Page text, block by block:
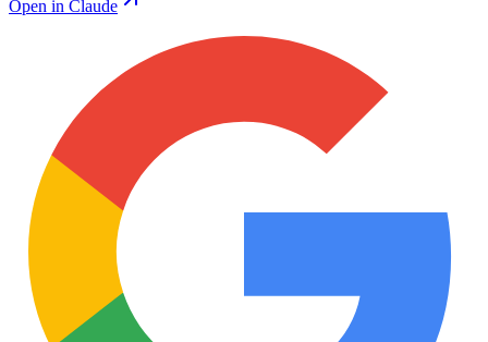
Open in Claude